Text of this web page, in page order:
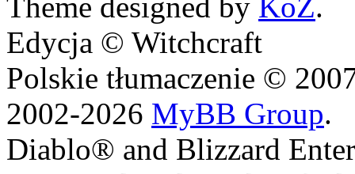
Edycja © Witchcraft
Polskie tłumaczenie ©
2002-2026 MyBB Group.
Diablo® and Blizzard